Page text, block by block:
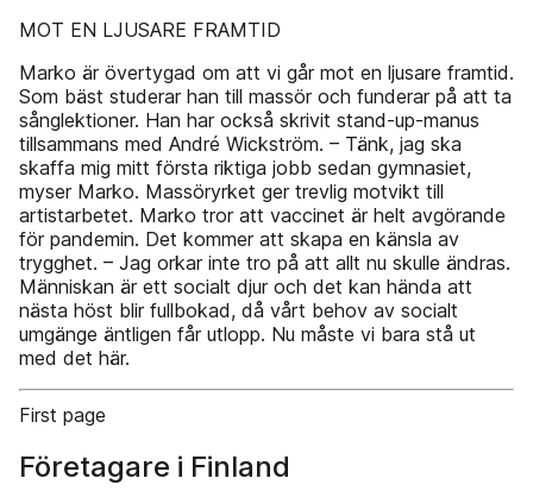
MOT EN LJUSARE FRAMTID
Marko är övertygad om att vi går mot en ljusare framtid.
Som bäst studerar han till massör och funderar på att ta
sånglektioner. Han har också skrivit stand-up-manus
tillsammans med André Wickström. – Tänk, jag ska
skaffa mig mitt första riktiga jobb sedan gymnasiet,
myser Marko. Massöryrket ger trevlig motvikt till
artistarbetet. Marko tror att vaccinet är helt avgörande
för pandemin. Det kommer att skapa en känsla av
trygghet. – Jag orkar inte tro på att allt nu skulle ändras.
Människan är ett socialt djur och det kan hända att
nästa höst blir fullbokad, då vårt behov av socialt
umgänge äntligen får utlopp. Nu måste vi bara stå ut
med det här.
First page
Företagare i Finland